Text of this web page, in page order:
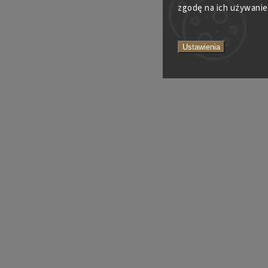
zgodę na ich
Ustawienia